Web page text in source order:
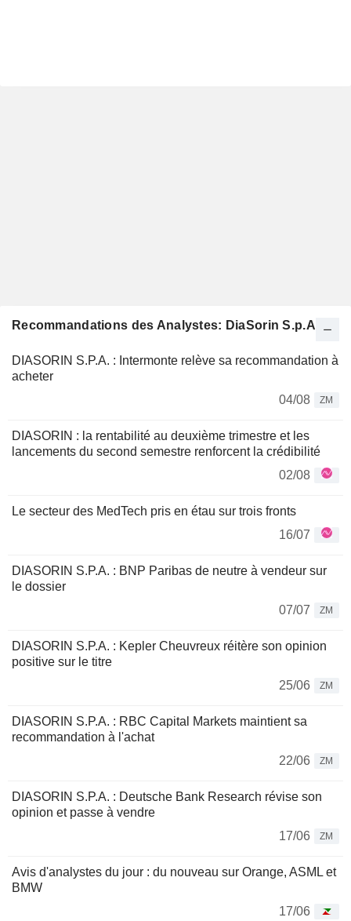
Recommandations des Analystes: DiaSorin S.p.A.
DIASORIN S.P.A. : Intermonte relève sa recommandation à
acheter
04/08
ZM
DIASORIN : la rentabilité au deuxième trimestre et les
lancements du second semestre renforcent la crédibilité
02/08
Le secteur des MedTech pris en étau sur trois fronts
16/07
DIASORIN S.P.A. : BNP Paribas de neutre à vendeur sur
le dossier
07/07
ZM
DIASORIN S.P.A. : Kepler Cheuvreux réitère son opinion
positive sur le titre
25/06
ZM
DIASORIN S.P.A. : RBC Capital Markets maintient sa
recommandation à l'achat
22/06
ZM
DIASORIN S.P.A. : Deutsche Bank Research révise son
opinion et passe à vendre
17/06
ZM
Avis d'analystes du jour : du nouveau sur Orange, ASML et
BMW
17/06